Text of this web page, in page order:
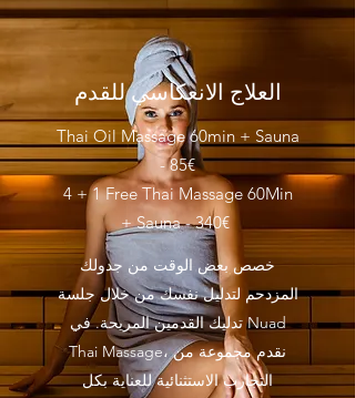
العلاج الانعكاسي للقدم
Thai Oil Massage 60min + Sauna
- 85€
4 + 1 Free Thai Massage 60Min
+ Sauna - 340€
خصص بعض الوقت من جدولك
المزدحم لتدليل نفسك من خلال جلسة
تدليك القدمين المريحة. في Nuad
Thai Massage، نقدم مجموعة من
التجارب الاستثنائية للعناية بكل